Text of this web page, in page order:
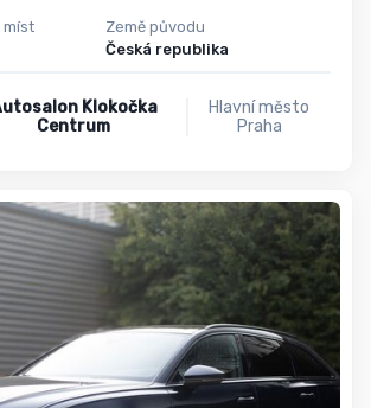
míst
Země původu
Česká republika
Klokočka
Centrum
Hlavní město
Praha